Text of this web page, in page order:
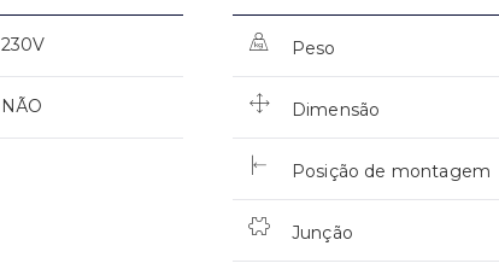
230V
NÃO
Peso
Dimensão
Posição de montagem
Junção